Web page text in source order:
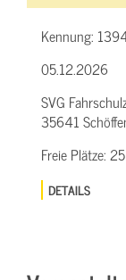
Kennung:
05.12.2026
SVG
35641
Freie Plätze:25
DETAILS